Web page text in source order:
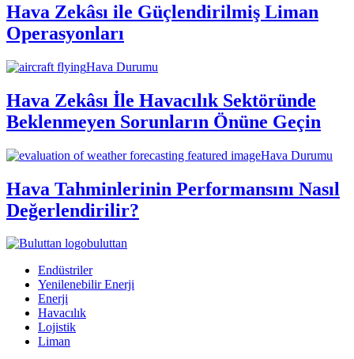
Hava Zekâsı ile Güçlendirilmiş Liman
Operasyonları
Hava Durumu
Hava Zekâsı İle Havacılık Sektöründe
Beklenmeyen Sorunların Önüne Geçin
Hava Durumu
Hava Tahminlerinin Performansını Nasıl
Değerlendirilir?
buluttan
Endüstriler
Yenilenebilir Enerji
Enerji
Havacılık
Lojistik
Liman